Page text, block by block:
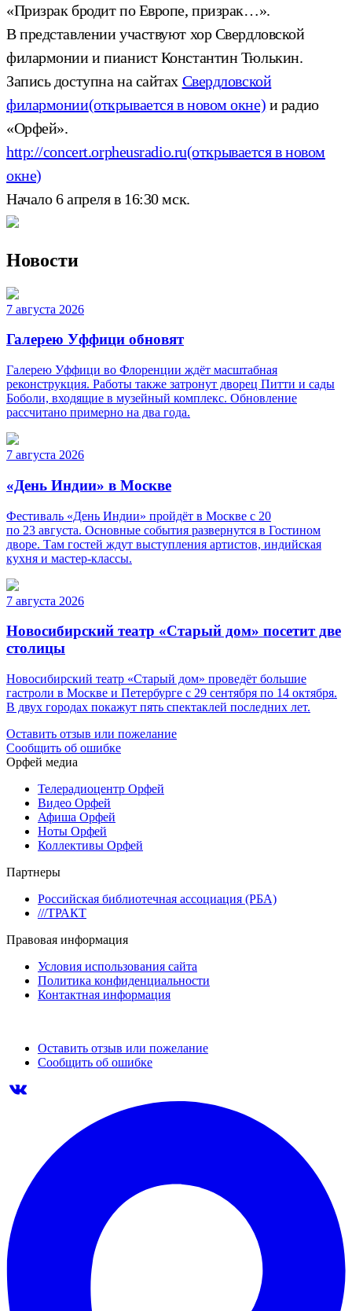
«Призрак бродит по Европе, призрак…».
В представлении участвуют хор Свердловской
филармонии и пианист Константин Тюлькин.
Запись доступна на сайтах Свердловской
филармонии(открывается в новом окне) и радио
«Орфей».
http://concert.orpheusradio.ru(открывается в новом
окне)
Начало 6 апреля в 16:30 мск.
Новости
7 августа 2026
Галерею Уффици обновят
Галерею Уффици во Флоренции ждёт масштабная
реконструкция. Работы также затронут дворец Питти и сады
Боболи, входящие в музейный комплекс. Обновление
рассчитано примерно на два года.
7 августа 2026
«День Индии» в Москве
Фестиваль «День Индии» пройдёт в Москве с 20
по 23 августа. Основные события развернутся в Гостином
дворе. Там гостей ждут выступления артистов, индийская
кухня и мастер-классы.
7 августа 2026
Новосибирский театр «Старый дом» посетит две
столицы
Новосибирский театр «Старый дом» проведёт большие
гастроли в Москве и Петербурге с 29 сентября по 14 октября.
В двух городах покажут пять спектаклей последних лет.
Оставить отзыв или пожелание
Сообщить об ошибке
Орфей медиа
Телерадиоцентр Орфей
Видео Орфей
Афиша Орфей
Ноты Орфей
Коллективы Орфей
Партнеры
Российская библиотечная ассоциация (РБА)
///ТРАКТ
Правовая информация
Условия использования сайта
Политика конфиденциальности
Контактная информация
Оставить отзыв или пожелание
Сообщить об ошибке